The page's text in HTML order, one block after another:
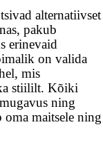
alternatiivset
pakub
erinevaid
on valida
mis
stiililt. Kõiki
ning
oma maitsele ning